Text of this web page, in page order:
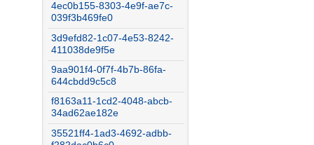
4ec0b155-8303-4e9f-ae7c-
039f3b469fe0
3d9efd82-1c07-4e53-8242-
411038de9f5e
9aa901f4-0f7f-4b7b-86fa-
644cbdd9c5c8
f8163a11-1cd2-4048-abcb-
34ad62ae182e
35521ff4-1ad3-4692-adbb-